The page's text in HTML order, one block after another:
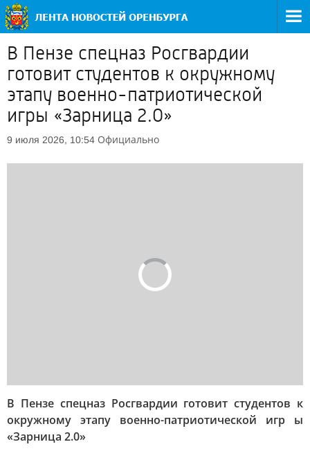
В Пензе спецназ Росгвардии
готовит студентов к окружному
этапу военно-патриотической
игры «Зарница 2.0»
9 июля 2026, 10:54 Официально
В Пензе спецназ Росгвардии готовит студентов к
окружному этапу военно-патриотической игр ы
«Зарница 2.0»